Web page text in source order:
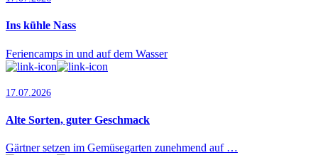
Ins kühle Nass
Feriencamps in und auf dem Wasser
17.07.2026
Alte Sorten, guter Geschmack
Gärtner setzen im Gemüsegarten zunehmend auf …